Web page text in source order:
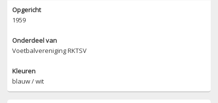
Opgericht
1959
Onderdeel van
Voetbalvereniging RKTSV
Kleuren
blauw / wit